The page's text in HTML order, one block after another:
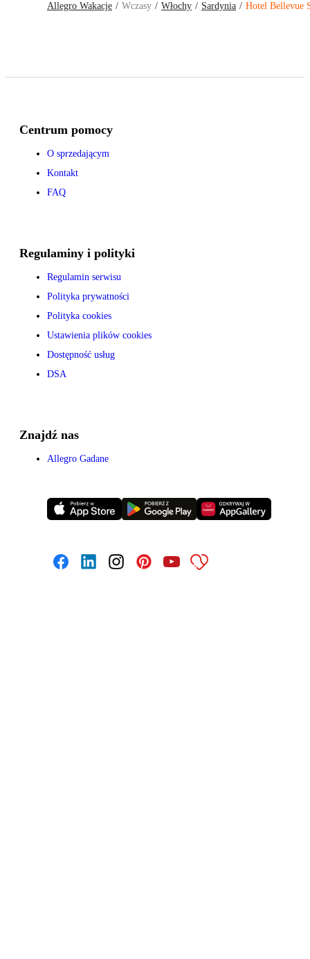
Allegro Wakacje Wczasy Włochy Sardynia Hotel Bellevue
Centrum pomocy
O sprzedającym
Kontakt
FAQ
Regulaminy i polityki
Regulamin serwisu
Polityka prywatności
Polityka cookies
Ustawienia plików cookies
Dostępność usług
DSA
Znajdź nas
Allegro Gadane